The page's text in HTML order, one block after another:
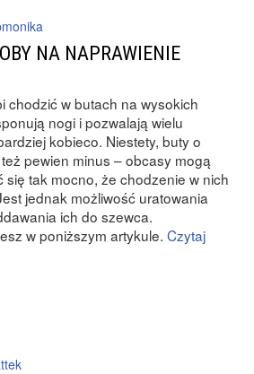
NA NAPRAWIENIE
chodzić w butach na wysokich
nogi i pozwalają wielu
kobieco. Niestety, buty o
pewien minus – obcasy mogą
się tak mocno, że chodzenie w nich
jednak możliwość uratowania
ich do szewca.
w poniższym artykule. Czytaj